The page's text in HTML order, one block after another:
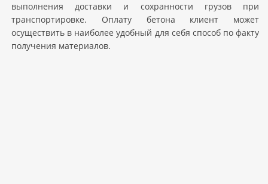
выполнения доставки и сохранности грузов при
транспортировке. Оплату бетона клиент может
осуществить в наиболее удобный для себя способ по факту
получения материалов.